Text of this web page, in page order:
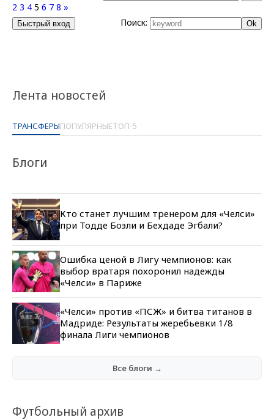
Лента новостей
ТРАНСФЕРЫПОПУЛЯРНЫЕТОП-5
Блоги
Кто станет лучшим тренером для «Челси»
при Тодде Боэли и Бехдаде Эгбали?
Ошибка ценой в Лигу чемпионов: как
выбор вратаря похоронил надежды
«Челси» в Париже
«Челси» против «ПСЖ» и битва титанов в
Мадриде: Результаты жеребьевки 1/8
финала Лиги чемпионов
Все блоги →
Футбольный архив
2 3 4 5 6 7 8 »
Поиск: